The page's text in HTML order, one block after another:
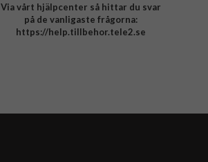
Via vårt hjälpcenter så hittar du svar
på de vanligaste frågorna:
https://help.tillbehor.tele2.se